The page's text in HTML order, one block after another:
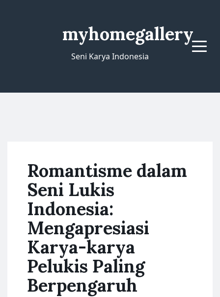
myhomegallery
Seni Karya Indonesia
Menu
Romantisme dalam
Seni Lukis
Indonesia:
Mengapresiasi
Karya-karya
Pelukis Paling
Berpengaruh